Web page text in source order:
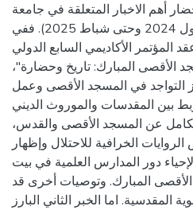
أهم الاخبار المتعلقة في جامعة
القدس خلال الفترة (كانون الاول 2024 وحتى شباط 2025). ففي
المؤتمر الأكاديمي السابع الدولي
الأقصى المبارك: تاريخ وحضارة"،
في المسجد الأقصى وعمل
بين المقدسات والموروث الديني
عن المسجد الأقصى والقدس،
الخرافية للاحتلال وإظهار
دور المدارس العلمية في بيت
المبارك. وتوصيات أخرى قد
المقدسية. اما الخبر الثاني البارز